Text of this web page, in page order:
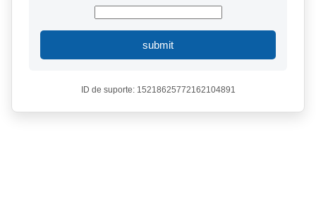
submit
ID de suporte: 15218625772162104891